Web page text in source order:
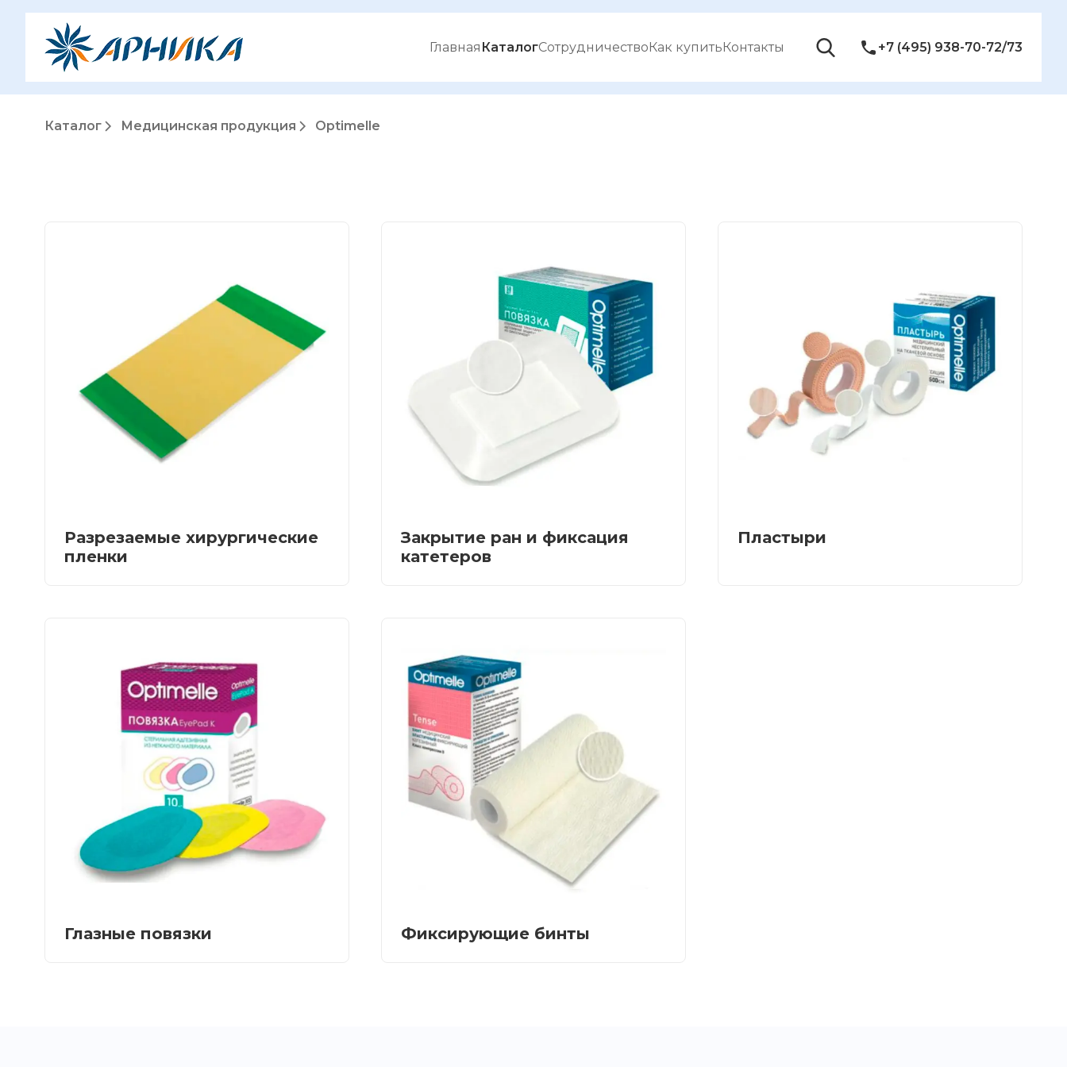
Главная КаталогСотрудничествоКак купитьКонтакты +7 (495) 938-70-72/73
Каталог Медицинская продукция Optimelle
Разрезаемые хирургические
пленки
Закрытие ран и фиксация
катетеров
Пластыри
Глазные повязки Фиксирующие бинты